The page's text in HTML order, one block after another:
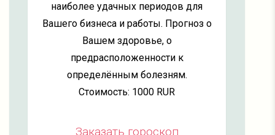
наиболее удачных периодов для
Вашего бизнеса и работы. Прогноз о
Вашем здоровье, о
предрасположенности к
определённым болезням.
Стоимость: 1000 RUR
Заказать гороскоп